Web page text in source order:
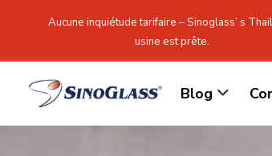
Aucune inquiétude tarifaire – Sinoglass’ s
usine est prête.
Blog